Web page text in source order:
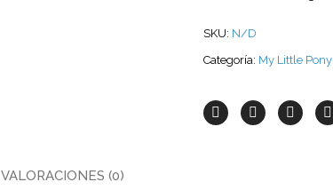
SKU: N/D
Categoría: My Little Pony
VALORACIONES (0)